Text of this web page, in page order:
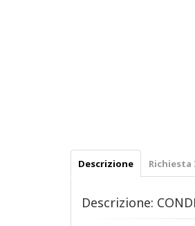
Descrizione
Descrizione: